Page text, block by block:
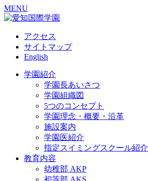
MENU
アクセス
サイトマップ
English
学園紹介
学園長あいさつ
学園組織図
5つのコンセプト
学園理念・概要・沿革
施設案内
学園医紹介
指定スイミングスクール紹介
教育内容
幼稚部 AKP
初等部 AKS